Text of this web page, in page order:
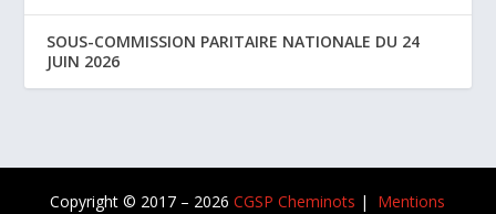
SOUS-COMMISSION PARITAIRE NATIONALE DU 24
JUIN 2026
Copyright © 2017 – 2026 CGSP Cheminots | Mentions